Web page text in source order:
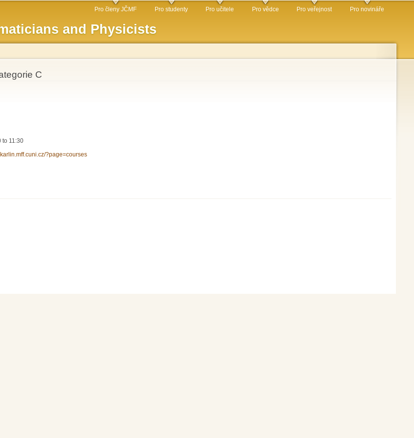
and Physicists
Pro členy JČMF Pro studenty Pro učitele Pro vědce Pro veřejnost Pro novináře
C
to 11:30
?page=courses